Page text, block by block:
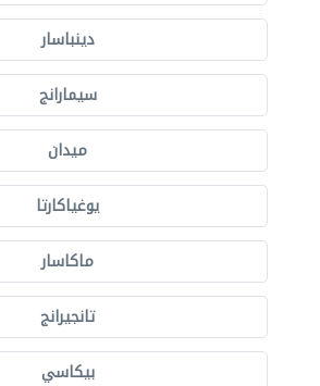
دينباسار
سيمارانج
ميدان
يوغياكارتا
ماكاسار
تانجيرانج
بيكاسي